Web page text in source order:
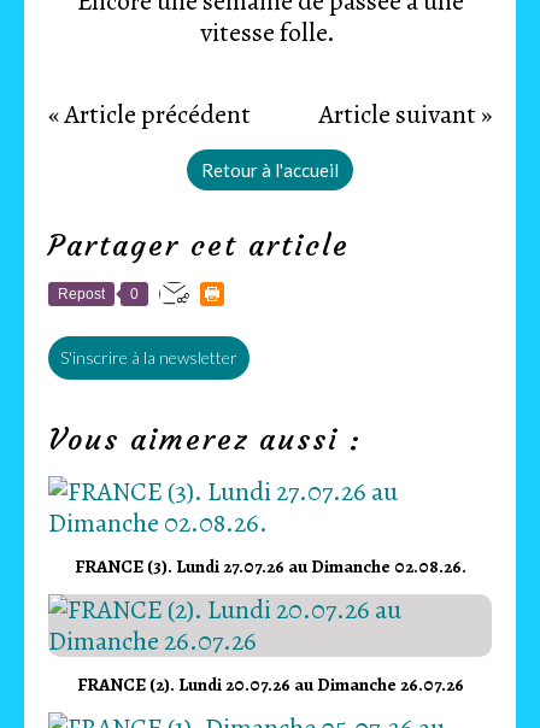
vitesse folle.
« Article précédent Article suivant »
Retour à l'accueil
Partager cet article
Repost 0
S'inscrire à la newsletter
Vous aimerez aussi :
FRANCE (3). Lundi 27.07.26 au Dimanche 02.08.26.
FRANCE (2). Lundi 20.07.26 au Dimanche 26.07.26